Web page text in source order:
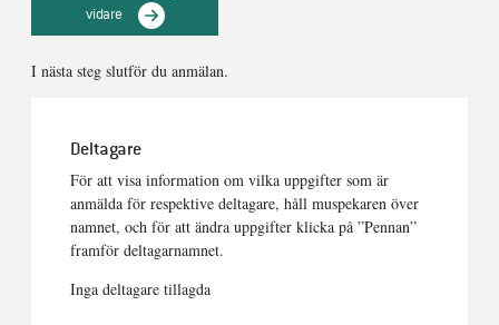
vidare
I nästa steg slutför du anmälan.
Deltagare
För att visa information om vilka uppgifter som är
anmälda för respektive deltagare, håll muspekaren över
namnet, och för att ändra uppgifter klicka på ”Pennan”
framför deltagarnamnet.
Inga deltagare tillagda